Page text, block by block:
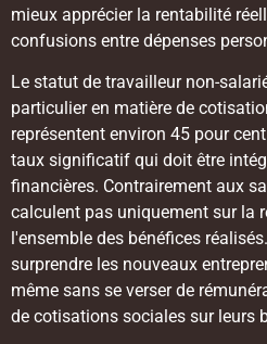
mieux apprécier la rentabilité
confusions entre dépenses
Le statut de travailleur non-
particulier en matière de
représentent environ 45 pour
taux significatif qui doit être
financières. Contrairement aux
calculent pas uniquement sur la
l'ensemble des bénéfices
surprendre les nouveaux
même sans se verser de
de cotisations sociales sur leurs